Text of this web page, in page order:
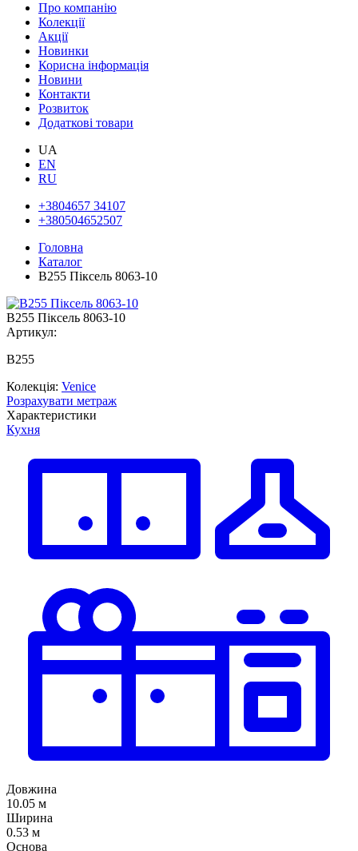
Про компанію
Колекції
Акції
Новинки
Корисна інформація
Новини
Контакти
Розвиток
Додаткові товари
UA
EN
RU
+3804657 34107
+380504652507
Головна
Каталог
B255 Піксель 8063-10
B255 Піксель 8063-10
Артикул:
В255
Колекція: Venice
Розрахувати метраж
Характеристики
Кухня
Довжина
10.05 м
Ширина
0.53 м
Основа